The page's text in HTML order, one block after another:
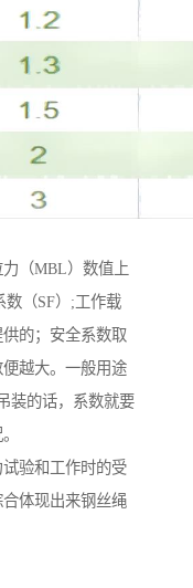
（MBL）数值上
（SF）;工作载
的；安全系数取
越大。一般用途
装的话，系数就要
验和工作时的受
体现出来钢丝绳